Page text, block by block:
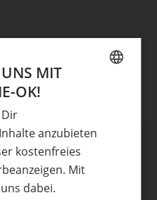
veröffentlicht.
*markiert
MIT
OK!
anzubieten
kostenfreies
Mit
dabei.